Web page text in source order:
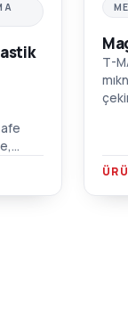
T-
film